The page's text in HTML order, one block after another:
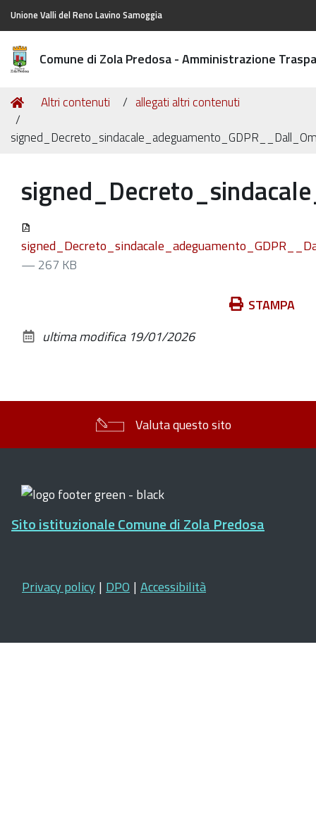
Unione Valli del Reno Lavino Samoggia
Comune di Zola Predosa - Amministrazione
Tu
sei
qui:
Home
Altri contenuti
allegati altri contenuti
— 267 KB
documento
STAMPA
ultima modifica 19/01/2026
Valuta questo sito
Sito istituzionale Comune di Zola Predosa
Privacy policy | DPO | Accessibilità